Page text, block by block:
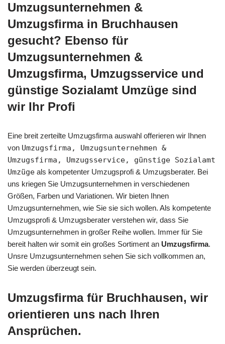
Umzugsunternehmen &
Umzugsfirma in Bruchhausen
gesucht? Ebenso für
Umzugsunternehmen &
Umzugsfirma, Umzugsservice und
günstige Sozialamt Umzüge sind
wir Ihr Profi
Eine breit zerteilte Umzugsfirma auswahl offerieren wir Ihnen
von Umzugsfirma, Umzugsunternehmen &
Umzugsfirma, Umzugsservice, günstige Sozialamt
Umzüge als kompetenter Umzugsprofi & Umzugsberater. Bei
uns kriegen Sie Umzugsunternehmen in verschiedenen
Größen, Farben und Variationen. Wir bieten Ihnen
Umzugsunternehmen, wie Sie sie sich wollen. Als kompetente
Umzugsprofi & Umzugsberater verstehen wir, dass Sie
Umzugsunternehmen in großer Reihe wollen. Immer für Sie
bereit halten wir somit ein großes Sortiment an Umzugsfirma.
Unsre Umzugsunternehmen sehen Sie sich vollkommen an,
Sie werden überzeugt sein.
Umzugsfirma für Bruchhausen, wir
orientieren uns nach Ihren
Ansprüchen.